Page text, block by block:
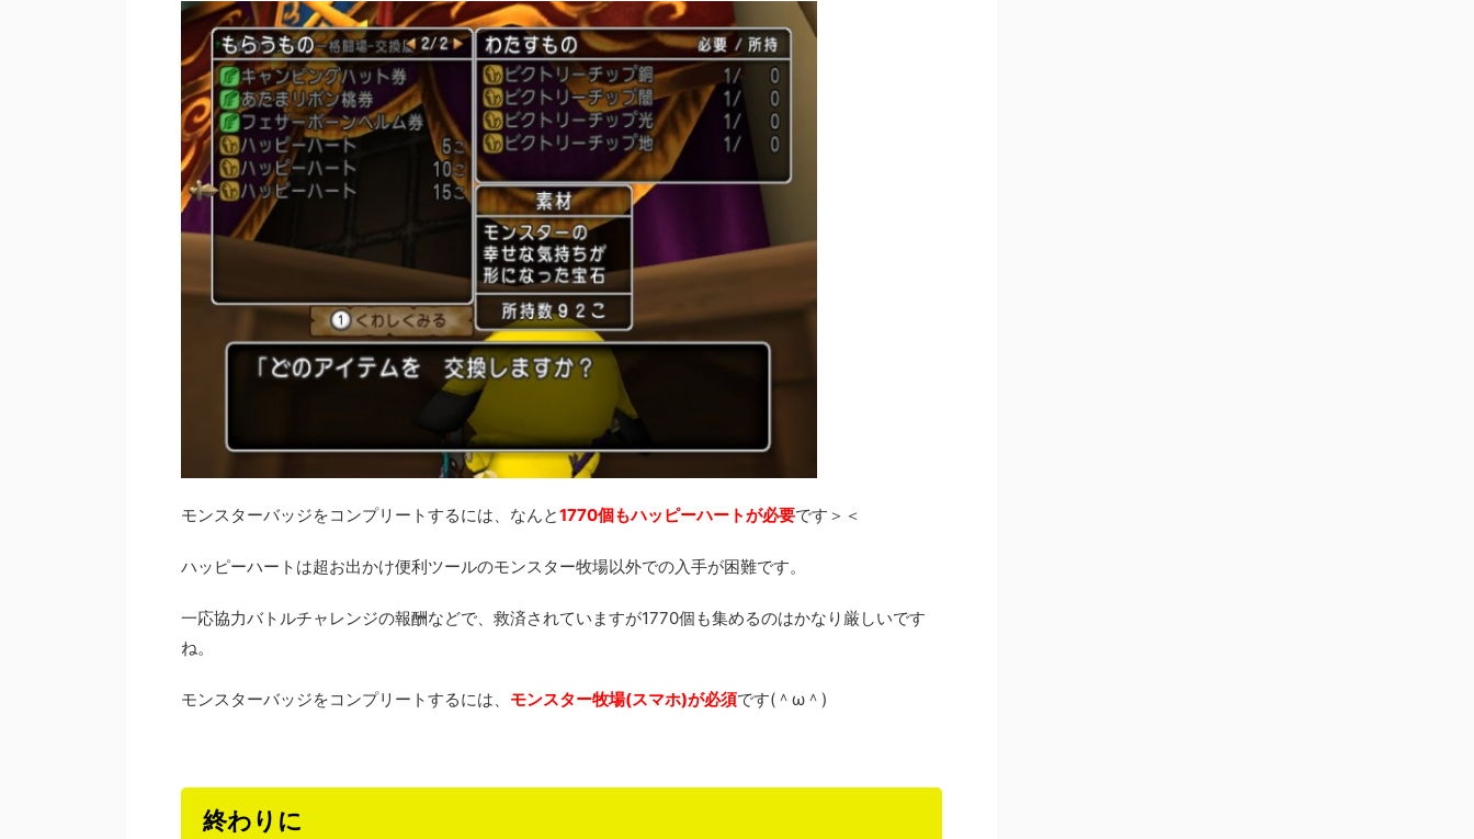
モンスターバッジをコンプリートするには、なんと1770個もハッピーハートが必要です＞＜
ハッピーハートは超お出かけ便利ツールのモンスター牧場以外での入手が困難です。
一応協力バトルチャレンジの報酬などで、救済されていますが1770個も集めるのはかなり厳しいです
ね。
モンスターバッジをコンプリートするには、 モンスター牧場(スマホ)が必須です(＾ω＾)
終わりに